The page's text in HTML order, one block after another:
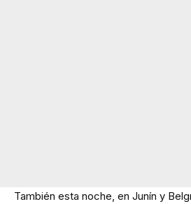
También esta noche, en Junín y